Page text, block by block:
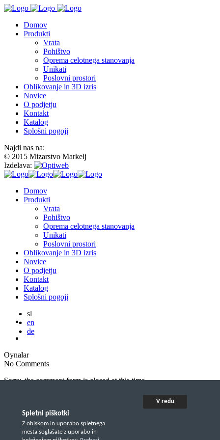
Domov
Produkti
Vrata
Pohištvo
Oprema celotnega stanovanja
Unikati
Poslovni prostori
Oblikovanje in 3D izris
Novice
O podjetju
Kontakt
Katalog
Splošni pogoji
Najdi nas na:
© 2015 Mizarstvo Markelj
Izdelava:
Domov
Produkti
Vrata
Pohištvo
Oprema celotnega stanovanja
Unikati
Poslovni prostori
Oblikovanje in 3D izris
Novice
O podjetju
Kontakt
Katalog
Splošni pogoji
sl
en
de
Oynalar
No Comments
Sorry, the comment form is closed at this time.
Spletni piškotki
Z obiskom in uporabo spletnega
mesta soglašate z uporabo in
V redu